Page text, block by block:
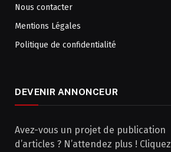
Nous contacter
Mentions Légales
Politique de confidentialité
DEVENIR ANNONCEUR
Avez-vous un projet de publication
d’articles ? N’attendez plus ! Cliquez